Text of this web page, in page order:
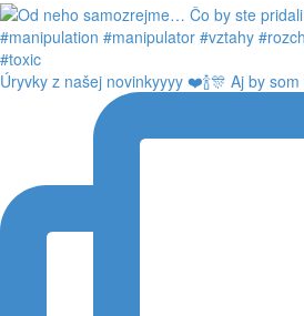
Úryvky z našej novinkyyyy ❤️🍾🎊 Aj by